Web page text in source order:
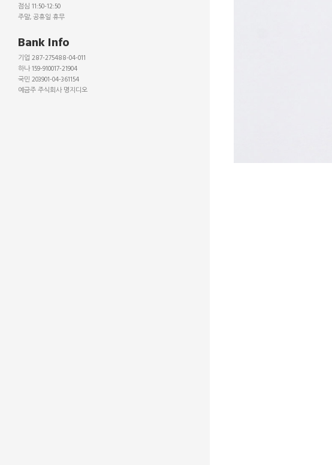
점심 11:50-12:50
주말, 공휴일 휴무
Bank Info
기업 287-275488-04-011
하나 159-910017-21904
국민 203901-04-361154
예금주 주식회사 명지디오